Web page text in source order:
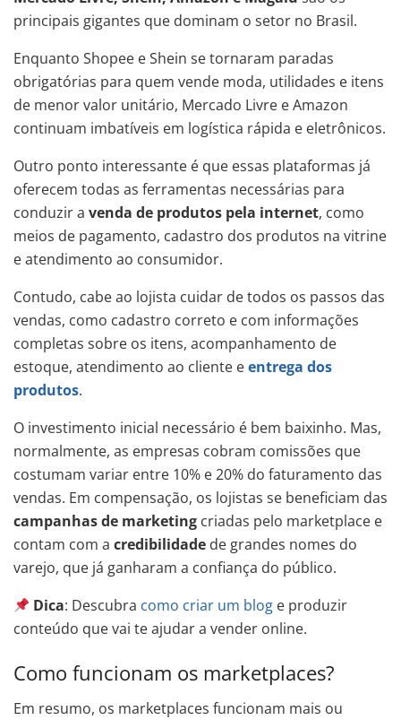
principais gigantes que dominam o setor no Brasil.
Enquanto Shopee e Shein se tornaram paradas
obrigatórias para quem vende moda, utilidades e itens
de menor valor unitário, Mercado Livre e Amazon
continuam imbatíveis em logística rápida e eletrônicos.
Outro ponto interessante é que essas plataformas já
oferecem todas as ferramentas necessárias para
conduzir a venda de produtos pela internet, como
meios de pagamento, cadastro dos produtos na vitrine
e atendimento ao consumidor.
Contudo, cabe ao lojista cuidar de todos os passos das
vendas, como cadastro correto e com informações
completas sobre os itens, acompanhamento de
estoque, atendimento ao cliente eentrega dos
produtos.
O investimento inicial necessário é bem baixinho. Mas,
normalmente, as empresas cobram comissões que
costumam variar entre 10% e 20% do faturamento das
vendas. Em compensação, os lojistas se beneficiam das
campanhas de marketing criadas pelo marketplace e
contam com a credibilidade de grandes nomes do
varejo, que já ganharam a confiança do público.
Dica: Descubra como criar um blog e produzir
conteúdo que vai te ajudar a vender online.
Como funcionam os marketplaces?
Em resumo, os marketplaces funcionam mais ou